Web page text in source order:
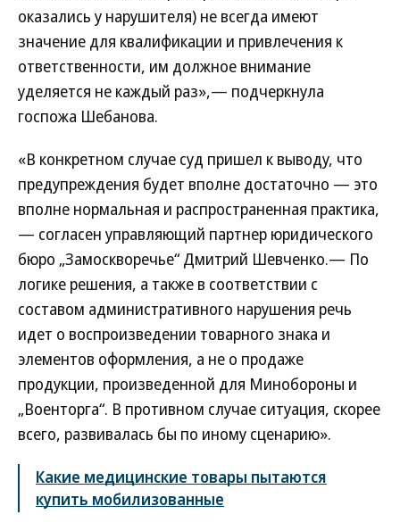
оказались у нарушителя) не всегда имеют
значение для квалификации и привлечения к
ответственности, им должное внимание
уделяется не каждый раз»,— подчеркнула
госпожа Шебанова.
«В конкретном случае суд пришел к выводу, что
предупреждения будет вполне достаточно — это
вполне нормальная и распространенная практика,
— согласен управляющий партнер юридического
бюро „Замоскворечье“ Дмитрий Шевченко.— По
логике решения, а также в соответствии с
составом административного нарушения речь
идет о воспроизведении товарного знака и
элементов оформления, а не о продаже
продукции, произведенной для Минобороны и
„Военторга“. В противном случае ситуация, скорее
всего, развивалась бы по иному сценарию».
Какие медицинские товары пытаются
купить мобилизованные